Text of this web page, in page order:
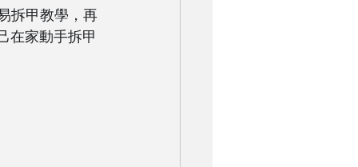
拆甲教學，再
在家動手拆甲